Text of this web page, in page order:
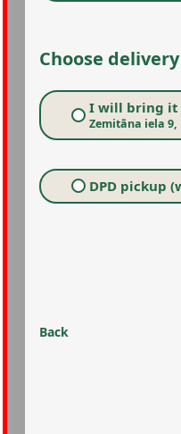
Choose
I will bring it
Zemitāna iela 9,
DPD pickup
Back